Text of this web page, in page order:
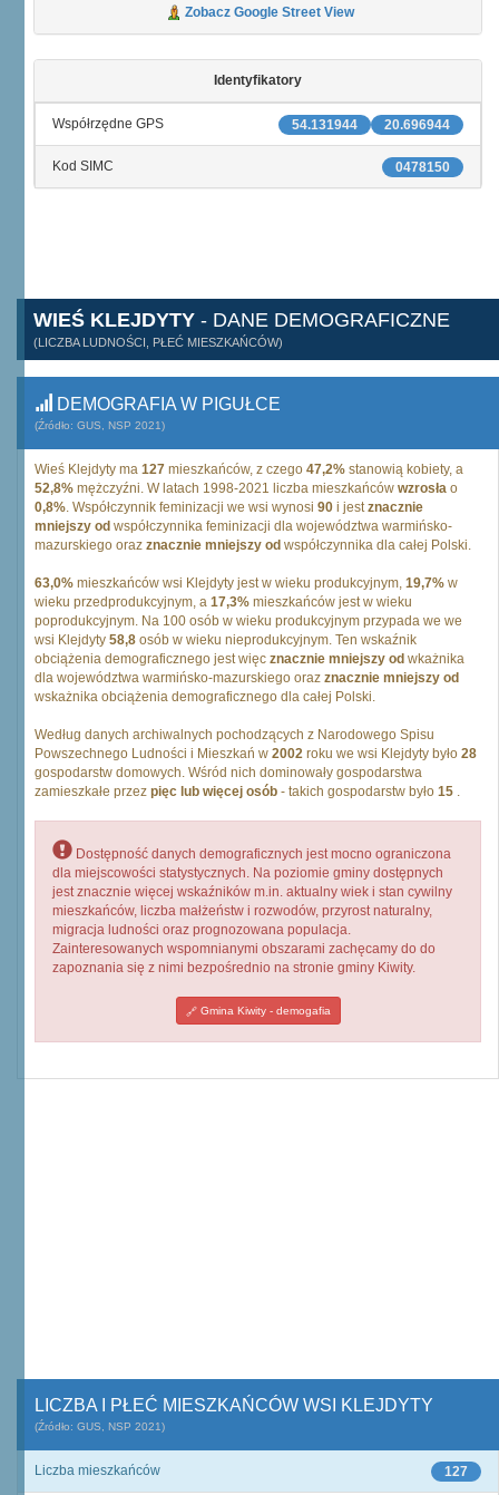
Zobacz Google Street View
Identyfikatory
20.696944
54.131944
Współrzędne GPS
0478150
Kod SIMC
WIEŚ KLEJDYTY - DANE DEMOGRAFICZNE
(LICZBA LUDNOŚCI, PŁEĆ MIESZKAŃCÓW)
DEMOGRAFIA W PIGUŁCE
(Źródło: GUS, NSP 2021)
Wieś Klejdyty ma 127 mieszkańców, z czego 47,2% stanowią kobiety, a
52,8% mężczyźni. W latach 1998-2021 liczba mieszkańców wzrosła o
0,8%. Współczynnik feminizacji we wsi wynosi 90 i jestznacznie
mniejszy od współczynnika feminizacji dla województwa warmińsko-
mazurskiego oraz znacznie mniejszy od współczynnika dla całej Polski.
63,0% mieszkańców wsi Klejdyty jest w wieku produkcyjnym, 19,7% w
wieku przedprodukcyjnym, a 17,3% mieszkańców jest w wieku
poprodukcyjnym. Na 100 osób w wieku produkcyjnym przypada we we
wsi Klejdyty 58,8 osób w wieku nieprodukcyjnym. Ten wskaźnik
obciążenia demograficznego jest więc znacznie mniejszy od wkażnika
dla województwa warmińsko-mazurskiego oraz znacznie mniejszy od
wskażnika obciążenia demograficznego dla całej Polski.
Według danych archiwalnych pochodzących z Narodowego Spisu
Powszechnego Ludności i Mieszkań w 2002 roku we wsi Klejdyty było 28
gospodarstw domowych. Wśród nich dominowały gospodarstwa
zamieszkałe przez pięc lub więcej osób - takich gospodarstw było 15 .
Dostępność danych demograficznych jest mocno ograniczona
dla miejscowości statystycznych. Na poziomie gminy dostępnych
jest znacznie więcej wskaźników m.in. aktualny wiek i stan cywilny
mieszkańców, liczba małżeństw i rozwodów, przyrost naturalny,
migracja ludności oraz prognozowana populacja.
Zainteresowanych wspomnianymi obszarami zachęcamy do do
zapoznania się z nimi bezpośrednio na stronie gminy Kiwity.
Gmina Kiwity - demogafia
LICZBA I PŁEĆ MIESZKAŃCÓW WSI KLEJDYTY
(Źródło: GUS, NSP 2021)
127
Liczba mieszkańców